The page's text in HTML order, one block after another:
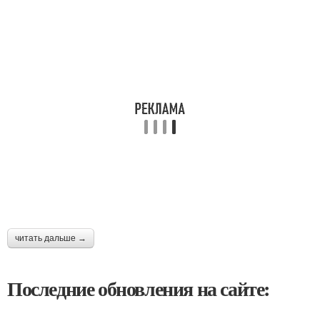
читать дальше →
Последние обновления на сайте: